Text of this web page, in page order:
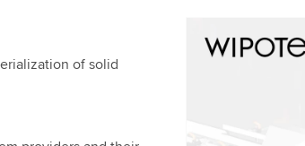
Abbiamo
servizio
Utilizziamo
contenuti
attività. Per
of solid